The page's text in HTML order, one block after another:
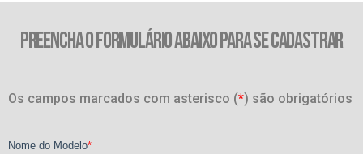
PREENCHA O FORMULÁRIO ABAIXO PARA SE CADASTRAR
Os campos marcados com asterisco (*) são obrigatórios